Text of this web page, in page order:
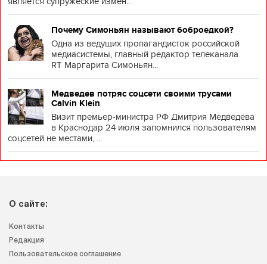
Почему Симоньян называют боброедкой?
Одна из ведущих пропагандисток российской
медиасистемы, главный редактор телеканала
RT Маргарита Симоньян...
Медведев потряс соцсети своими трусами
Calvin Klein
Визит премьер-министра РФ Дмитрия Медведева
в Краснодар 24 июля запомнился пользователям
соцсетей не местами, ...
О сайте:
Контакты
Редакция
Пользовательское соглашение